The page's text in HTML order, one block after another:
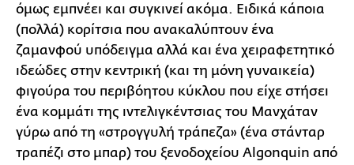
όμως εμπνέει και συγκινεί ακόμα. Ειδικά κάποια
(πολλά) κορίτσια που ανακαλύπτουν ένα
ζαμανφού υπόδειγμα αλλά και ένα χειραφετητικό
ιδεώδες στην κεντρική (και τη μόνη γυναικεία)
φιγούρα του περιβόητου κύκλου που είχε στήσει
ένα κομμάτι της ιντελιγκέντσιας του Μανχάταν
γύρω από τη «στρογγυλή τράπεζα» (ένα στάνταρ
τραπέζι στο μπαρ) του ξενοδοχείου Algonquin από